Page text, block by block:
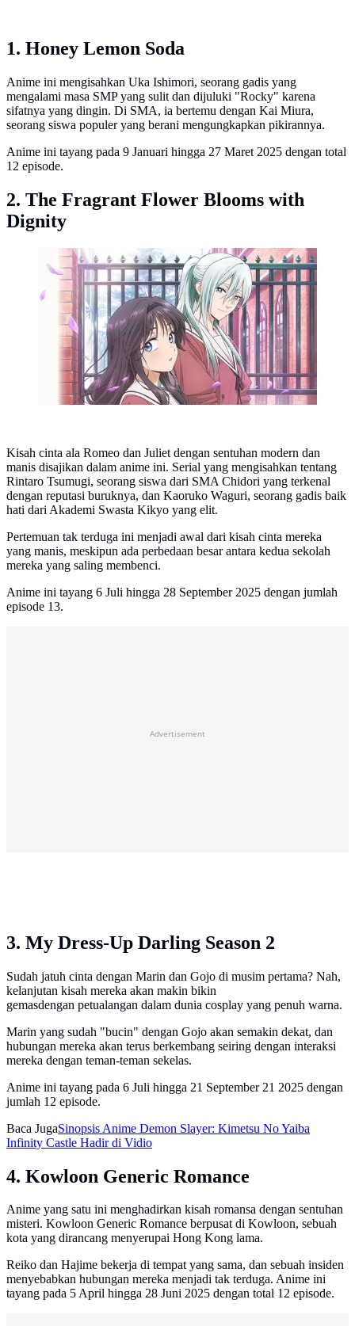
1. Honey Lemon Soda
Anime ini mengisahkan Uka Ishimori, seorang gadis yang
mengalami masa SMP yang sulit dan dijuluki "Rocky" karena
sifatnya yang dingin. Di SMA, ia bertemu dengan Kai Miura,
seorang siswa populer yang berani mengungkapkan pikirannya.
Anime ini tayang pada 9 Januari hingga 27 Maret 2025 dengan total
12 episode.
2. The Fragrant Flower Blooms with
Dignity
The Fragrant Flower Blooms with Dignity. (Studio
Cloverworks via X/ kaoruhana_anime)
Kisah cinta ala Romeo dan Juliet dengan sentuhan modern dan
manis disajikan dalam anime ini. Serial yang mengisahkan tentang
Rintaro Tsumugi, seorang siswa dari SMA Chidori yang terkenal
dengan reputasi buruknya, dan Kaoruko Waguri, seorang gadis baik
hati dari Akademi Swasta Kikyo yang elit.
Pertemuan tak terduga ini menjadi awal dari kisah cinta mereka
yang manis, meskipun ada perbedaan besar antara kedua sekolah
mereka yang saling membenci.
Anime ini tayang 6 Juli hingga 28 September 2025 dengan jumlah
episode 13.
Advertisement
3. My Dress-Up Darling Season 2
Sudah jatuh cinta dengan Marin dan Gojo di musim pertama? Nah,
kelanjutan kisah mereka akan makin bikin
gemasdengan petualangan dalam dunia cosplay yang penuh warna.
Marin yang sudah "bucin" dengan Gojo akan semakin dekat, dan
hubungan mereka akan terus berkembang seiring dengan interaksi
mereka dengan teman-teman sekelas.
Anime ini tayang pada 6 Juli hingga 21 September 21 2025 dengan
jumlah 12 episode.
Baca JugaSinopsis Anime Demon Slayer: Kimetsu No Yaiba
Infinity Castle Hadir di Vidio
4. Kowloon Generic Romance
Anime yang satu ini menghadirkan kisah romansa dengan sentuhan
misteri. Kowloon Generic Romance berpusat di Kowloon, sebuah
kota yang dirancang menyerupai Hong Kong lama.
Reiko dan Hajime bekerja di tempat yang sama, dan sebuah insiden
menyebabkan hubungan mereka menjadi tak terduga. Anime ini
tayang pada 5 April hingga 28 Juni 2025 dengan total 12 episode.